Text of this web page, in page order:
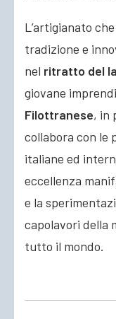
L’artigianato
tradizione e
nel ritratto del
giovane
Filottranese, in
collabora con le
italiane ed
eccellenza
e la
capolavori della
tutto il mondo.